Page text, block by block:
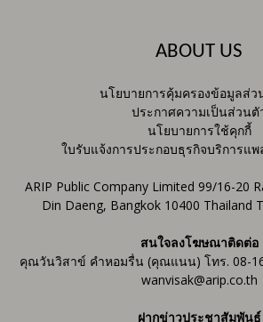
ABOUT US
นโยบายการคุ้มครองข้อมูลส่ว
ประกาศความเป็นส่วนตั
นโยบายการใช้คุกกี้
ใบรับแจ้งการประกอบธุรกิจบริการแ
ARIP Public Company Limited 99/16-20
Din Daeng, Bangkok 10400 Thailand
สนใจลงโฆษณาติดต่อ
คุณวันวิสาข์ คำหอมรื่น (คุณแนน) โทร. 08-
wanvisak@arip.co.th
ฝากข่าวประชาสัมพันธ์